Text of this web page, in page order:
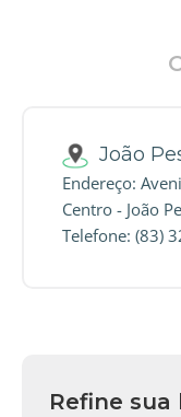
João
Endereço:
Centro - João
Telefone: (83)
Refine sua